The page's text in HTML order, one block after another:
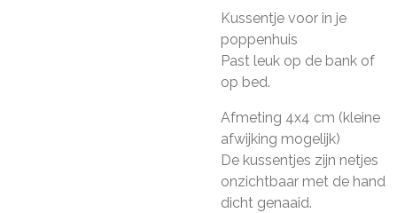
Kussentje voor in je
poppenhuis
Past leuk op de bank of
op bed.
Afmeting 4x4 cm (kleine
afwijking mogelijk)
De kussentjes zijn netjes
onzichtbaar met de hand
dicht genaaid.